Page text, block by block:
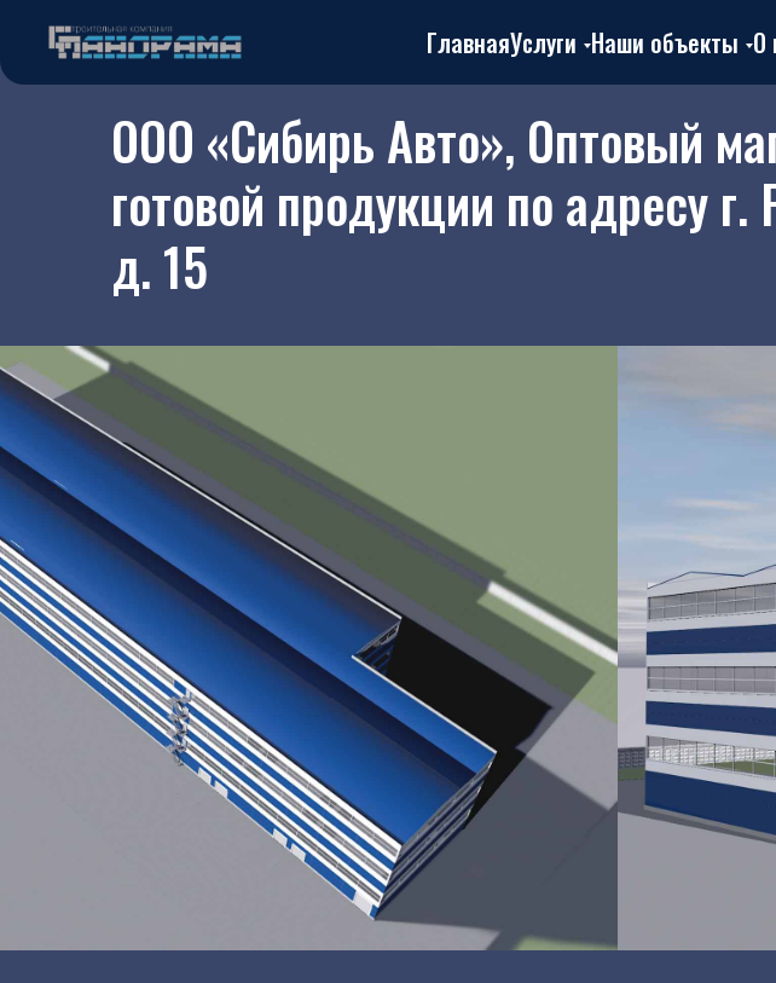
ГлавнаяУслуги Наши объекты О
ООО «Сибирь Авто», Оптовый
готовой продукции по адресу
д. 15